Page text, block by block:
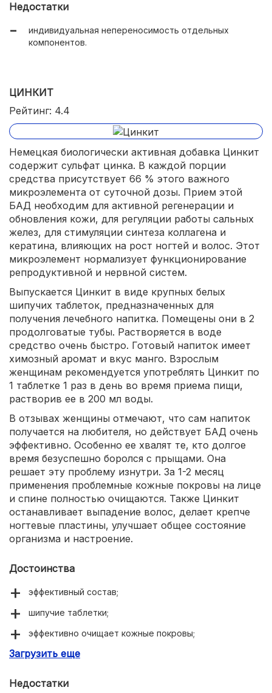
нормализация пищеварения;
улучшение состояния кожных покровов.
Недостатки
индивидуальная непереносимость отдельных
компонентов.
ЦИНКИТ
Рейтинг: 4.4
Немецкая биологически активная добавка Цинкит
содержит сульфат цинка. В каждой порции
средства присутствует 66 % этого важного
микроэлемента от суточной дозы. Прием этой
БАД необходим для активной регенерации и
обновления кожи, для регуляции работы сальных
желез, для стимуляции синтеза коллагена и
кератина, влияющих на рост ногтей и волос. Этот
микроэлемент нормализует функционирование
репродуктивной и нервной систем.
Выпускается Цинкит в виде крупных белых
шипучих таблеток, предназначенных для
получения лечебного напитка. Помещены они в 2
продолговатые тубы. Растворяется в воде
средство очень быстро. Готовый напиток имеет
химозный аромат и вкус манго. Взрослым
женщинам рекомендуется употреблять Цинкит по
1 таблетке 1 раз в день во время приема пищи,
растворив ее в 200 мл воды.
В отзывах женщины отмечают, что сам напиток
получается на любителя, но действует БАД очень
эффективно. Особенно ее хвалят те, кто долгое
время безуспешно боролся с прыщами. Она
решает эту проблему изнутри. За 1-2 месяц
применения проблемные кожные покровы на лице
и спине полностью очищаются. Также Цинкит
останавливает выпадение волос, делает крепче
ногтевые пластины, улучшает общее состояние
организма и настроение.
Достоинства
эффективный состав;
шипучие таблетки;
эффективно очищает кожные покровы;
останавливает выпадение волос;
Загрузить еще
Недостатки